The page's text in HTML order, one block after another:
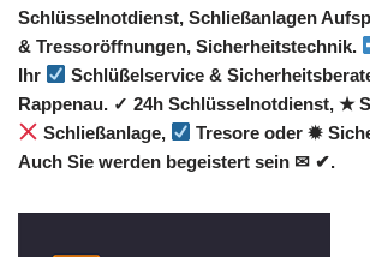
Schlüsselnotdienst, Schließanlagen
& Tressoröffnungen, Sicherheitstechnik.
Ihr
Schlüßelservice &
Rappenau. ✓ 24h Schlüsselnotdienst, ★
Schließanlage,
Tresore oder ✹
Auch Sie werden begeistert sein ✉ ✔.